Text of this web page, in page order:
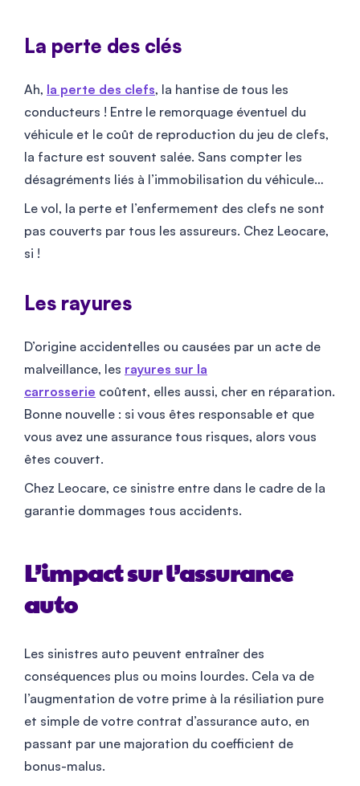
La perte des clés
Ah, la perte des clefs, la hantise de tous les
conducteurs ! Entre le remorquage éventuel du
véhicule et le coût de reproduction du jeu de clefs,
la facture est souvent salée. Sans compter les
désagréments liés à l’immobilisation du véhicule…
Le vol, la perte et l’enfermement des clefs ne sont
pas couverts par tous les assureurs. Chez Leocare,
si !
Les rayures
D’origine accidentelles ou causées par un acte de
malveillance, les rayures sur la
carrosserie coûtent, elles aussi, cher en réparation.
Bonne nouvelle : si vous êtes responsable et que
vous avez une assurance tous risques, alors vous
êtes couvert.
Chez Leocare, ce sinistre entre dans le cadre de la
garantie dommages tous accidents.
L’impact sur l’assurance
auto
Les sinistres auto peuvent entraîner des
conséquences plus ou moins lourdes. Cela va de
l’augmentation de votre prime à la résiliation pure
et simple de votre contrat d’assurance auto, en
passant par une majoration du coefficient de
bonus-malus.